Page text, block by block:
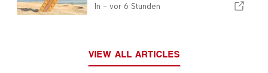
Jahrhunderts
In - vor 6 Stunden
VIEW ALL ARTICLES